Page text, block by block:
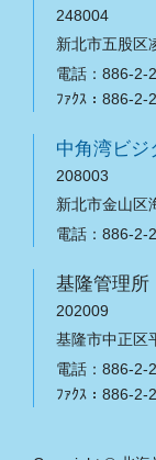
248004
新北市五股区
電話：886-2-
ﾌｧｸｽ：886-2-
中角湾ビジ
208003
新北市金山区
電話：886-2-
基隆管理所
202009
基隆市中正区
電話：886-2-
ﾌｧｸｽ：886-2-